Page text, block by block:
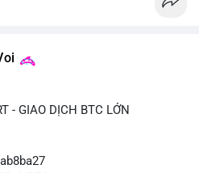
- GIAO DỊCH BTC LỚN